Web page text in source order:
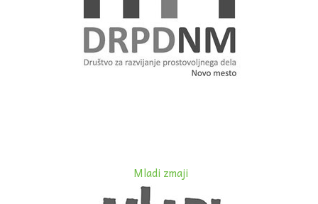
Mladi zmaji